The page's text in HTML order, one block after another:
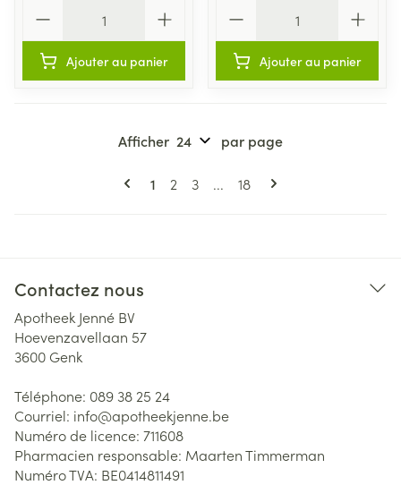
Ajouter au panier Ajouter au panier
Pages
Vous lisez actuellement la page
1 Page
2 Page
3 ... Page
18
Afficher par page
Contactez nous
Apotheek Jenné BV
Hoevenzavellaan 57
3600 Genk
Téléphone: 089 38 25 24
Courriel: info@apotheekjenne.be
Numéro de licence: 711608
Pharmacien responsable: Maarten Timmerman
Numéro TVA: BE0414811491